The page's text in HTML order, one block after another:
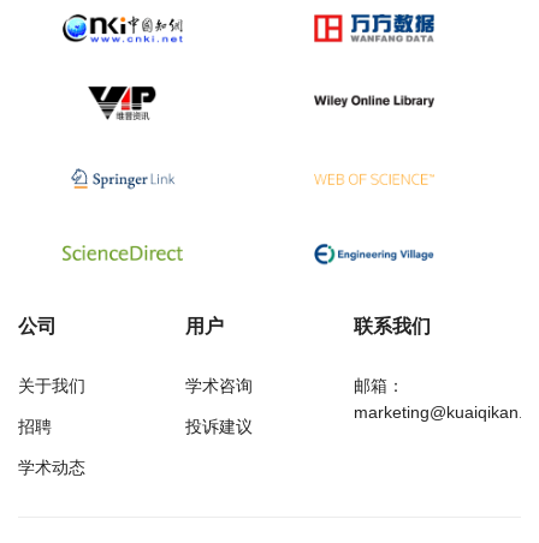
公司
关于我们
招聘
学术动态
用户
学术咨询
投诉建议
联系我们
邮箱：